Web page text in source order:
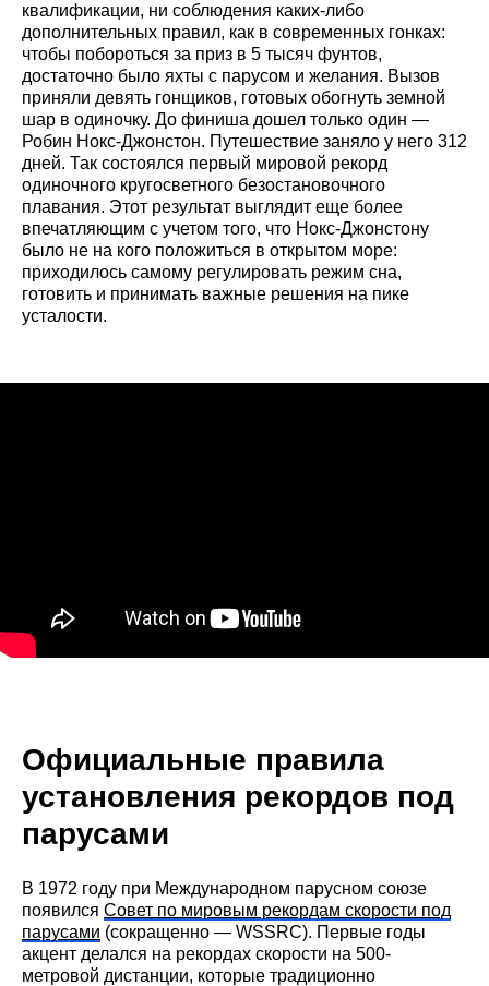
квалификации, ни соблюдения каких-либо
дополнительных правил, как в современных гонках:
чтобы побороться за приз в 5 тысяч фунтов,
достаточно было яхты с парусом и желания. Вызов
приняли девять гонщиков, готовых обогнуть земной
шар в одиночку. До финиша дошел только один —
Робин Нокс-Джонстон. Путешествие заняло у него 312
дней. Так состоялся первый мировой рекорд
одиночного кругосветного безостановочного
плавания. Этот результат выглядит еще более
впечатляющим с учетом того, что Нокс-Джонстону
было не на кого положиться в открытом море:
приходилось самому регулировать режим сна,
готовить и принимать важные решения на пике
усталости.
Официальные правила
установления рекордов под
парусами
В 1972 году при Международном парусном союзе
появился Совет по мировым рекордам скорости под
парусами (сокращенно — WSSRC). Первые годы
акцент делался на рекордах скорости на 500-
метровой дистанции, которые традиционно